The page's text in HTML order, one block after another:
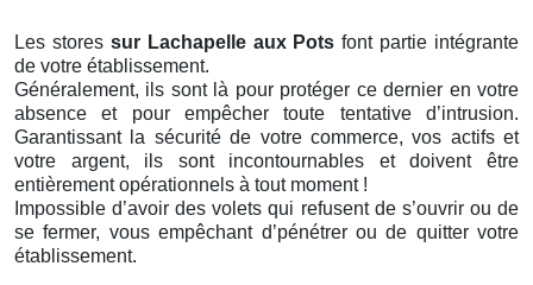
Les stores sur Lachapelle aux Potsfont partie intégrante
de votre établissement.
Généralement, ils sont là pour protéger ce dernier en votre
absence et pour empêcher toute tentative d’intrusion.
Garantissant la sécurité de votre commerce, vos actifs et
votre argent, ils sont incontournables et doivent être
entièrement opérationnels à tout moment !
Impossible d’avoir des volets qui refusent de s’ouvrir ou de
se fermer, vous empêchant d’pénétrer ou de quitter votre
établissement.